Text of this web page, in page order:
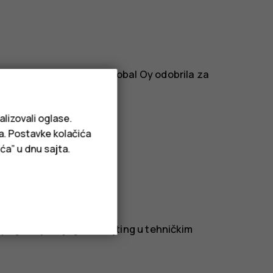
je kompanija HMD Global Oy odobrila za
njegov IP rejting u tehničkim
oglase.
Postavke kolačića
u dnu sajta.